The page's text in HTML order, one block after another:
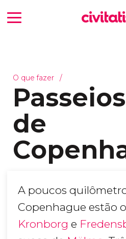
O que fazer
de
A poucos
Copenhague estão
Kronborg e